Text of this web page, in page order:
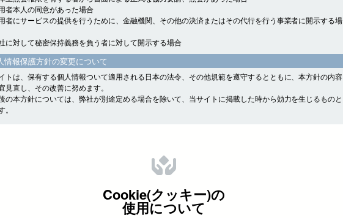
者本人の同意があった場合
者にサービスの提供を行うために、金融機関、その他の決済またはその代行を行う事業者に開示する場
に対して秘密保持義務を負う者に対して開示する場合
情報保護方針の変更について
トは、保有する個人情報ついて適用される日本の法令、その他規範を遵守するとともに、本方針の内容
見直し、その改善に努めます。
の本方針については、弊社が別途定める場合を除いて、当サイトに掲載した時から効力を生じるものと
。
Cookie(クッキー)の
使用について